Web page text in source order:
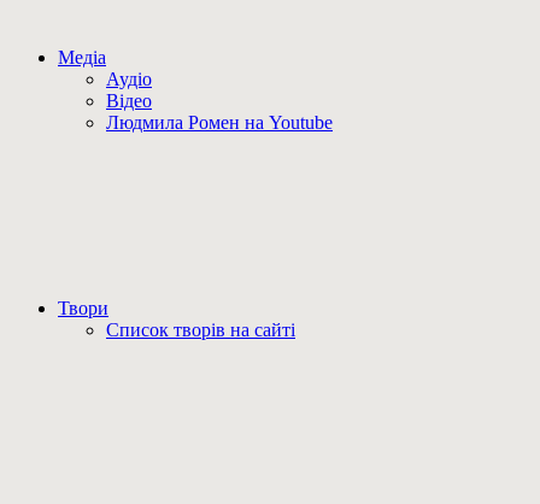
Медіа
Аудіо
Відео
Людмила Ромен на Youtube
Твори
Список творів на сайті